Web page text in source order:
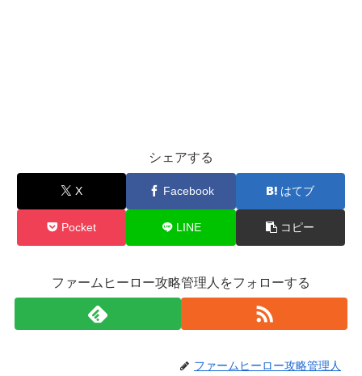
シェアする
X Facebook はてブ
Pocket LINE コピー
ファームヒーロー攻略管理人をフォローする
ファームヒーロー攻略管理人